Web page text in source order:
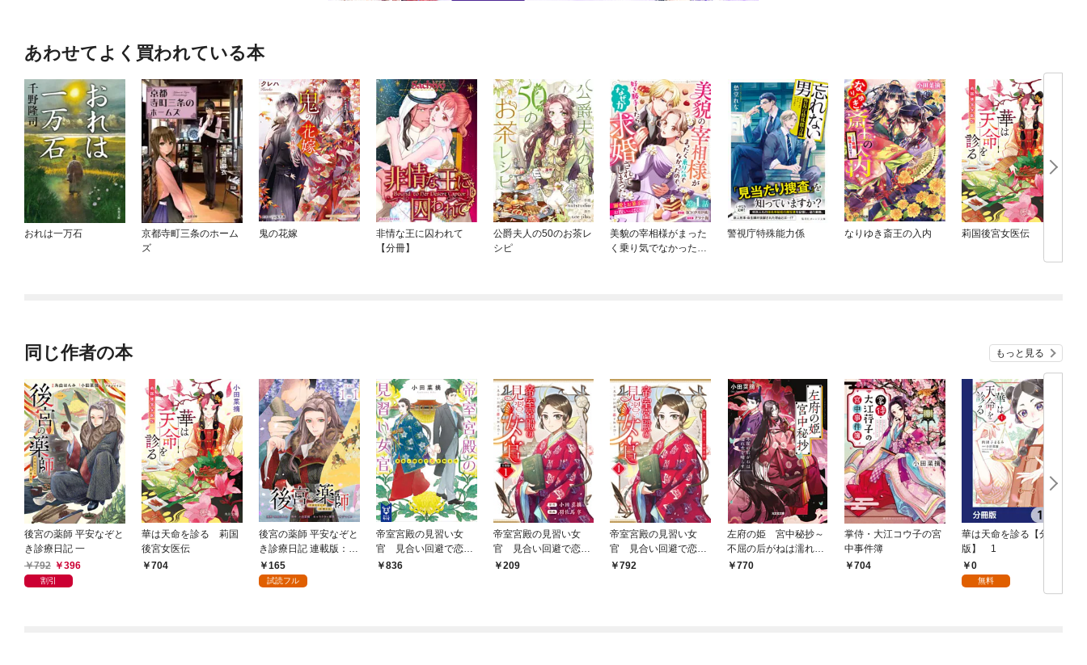
あわせてよく買われている本
おれは一万石
京都寺町三条のホーム
ズ
鬼の花嫁
非情な王に囚われて
【分冊】
公爵夫人の50のお茶レ
シピ
美貌の宰相様がまった
く乗り気でなかったの
警視庁特殊能力係 なりゆき斎王の入内 莉国後宮女医伝
同じ作者の本 もっと見る
後宮の薬師 平安なぞと
き診療日記 一
792
396
割引
華は天命を診る 莉国
後宮女医伝
704
後宮の薬師 平安なぞと
き診療日記 連載版：1-
1 165
試読フル
帝室宮殿の見習い女
官 見合い回避で恋を
知る！？
836
帝室宮殿の見習い女
官 見合い回避で恋を
知る！？ 分冊版
209
帝室宮殿の見習い女
官 見合い回避で恋を
知る！？（１）
792
左府の姫 宮中秘抄～
不屈の后がねは濡れ衣
を晴らす～
770
掌侍・大江コウ子の宮
中事件簿
704
華は天命を診る【分冊
版】 1
0
無料